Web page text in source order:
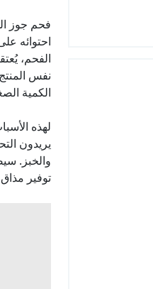
فحم جوز
احتوائه
نفس
الكمية
لهذه
يريدون
والخبز.
توفير